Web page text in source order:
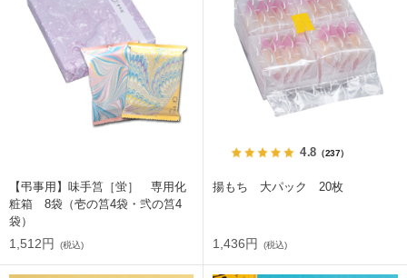
【弔事用】味手筥［蛍］ 専用化
粧箱 8袋（壱の筥4袋・弐の筥4
袋）
1,512円 (税込)
4.8 （237）
揚もち 大パック 20枚
1,436円 (税込)